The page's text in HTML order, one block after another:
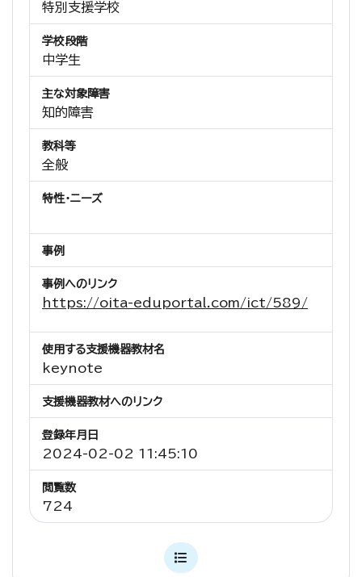
特別支援学校
学校段階
中学生
主な対象障害
知的障害
教科等
全般
特性・ニーズ
事例
事例へのリンク
https://oita-eduportal.com/ict/589/
使用する支援機器教材名
keynote
支援機器教材へのリンク
登録年月日
2024-02-02 11:45:10
閲覧数
724